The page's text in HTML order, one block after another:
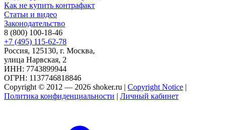
Как не купить контрафакт
Статьи и видео
Законодательство
8 (800) 100-18-46
+7 (495) 115-62-78
Россия, 125130, г. Москва,
улица Нарвская, 2
ИНН: 7743899944
ОГРН: 1137746818846
Copyright © 2012 — 2026 shoker.ru | Copyright Notice |
Политика конфиденциальности | Личный кабинет